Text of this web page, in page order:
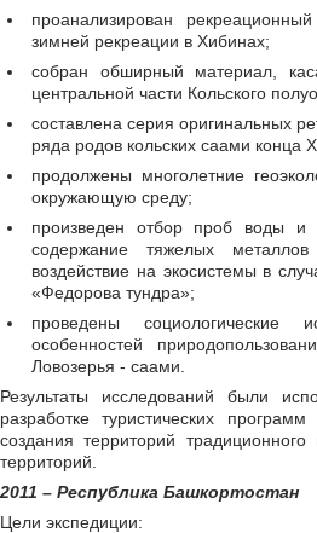
проанализирован
зимней рекреации в Хибинах;
собран обширный материал,
центральной части Кольского
составлена серия оригинальных
ряда родов кольских саами конца
продолжены многолетние
окружающую среду;
произведен отбор проб воды
содержание тяжелых
воздействие на экосистемы в
«Федорова тундра»;
проведены социологические
особенностей
Ловозерья - саами.
Результаты исследований были
разработке туристических
создания территорий
территорий.
2011 – Республика Башкортостан
Цели экспедиции: